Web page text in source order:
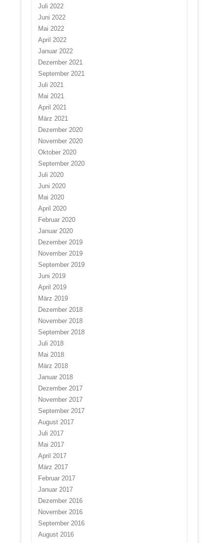
Juli 2022
Juni 2022
Mai 2022
April 2022
Januar 2022
Dezember 2021
September 2021
Juli 2021
Mai 2021
April 2021
März 2021
Dezember 2020
November 2020
Oktober 2020
September 2020
Juli 2020
Juni 2020
Mai 2020
April 2020
Februar 2020
Januar 2020
Dezember 2019
November 2019
September 2019
Juni 2019
April 2019
März 2019
Dezember 2018
November 2018
September 2018
Juli 2018
Mai 2018
März 2018
Januar 2018
Dezember 2017
November 2017
September 2017
August 2017
Juli 2017
Mai 2017
April 2017
März 2017
Februar 2017
Januar 2017
Dezember 2016
November 2016
September 2016
August 2016